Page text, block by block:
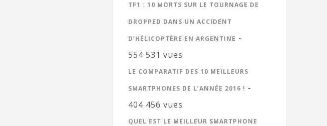
TF1 : 10 MORTS SUR LE TOURNAGE DE
DROPPED DANS UN ACCIDENT
D’HÉLICOPTÈRE EN ARGENTINE -
554 531 vues
LE COMPARATIF DES 10 MEILLEURS
SMARTPHONES DE L’ANNÉE 2016 ! -
404 456 vues
QUEL EST LE MEILLEUR SMARTPHONE